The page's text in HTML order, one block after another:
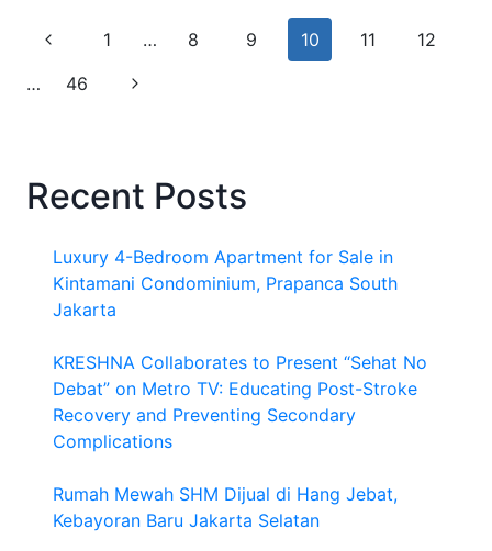
QUALITY,
AND
VALUE
Page
navigation
Previous
Page
1 … 8 9 10 11
12
…
46
Next
Recent Posts
Luxury 4-Bedroom Apartment for Sale in
Kintamani Condominium, Prapanca South
Jakarta
KRESHNA Collaborates to Present “Sehat No
Debat” on Metro TV: Educating Post-Stroke
Recovery and Preventing Secondary
Complications
Rumah Mewah SHM Dijual di Hang Jebat,
Kebayoran Baru Jakarta Selatan